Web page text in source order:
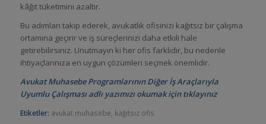
kâğıt tüketimini azaltır.
Bu adımları takip ederek, avukatlık ofisinizi kağıtsız bir çalışma
ortamına geçirir ve iş süreçlerinizi daha etkili hale
getirebilirsiniz. Unutmayın ki her ofis farklıdır, bu nedenle
ihtiyaçlarınıza en uygun çözümleri seçmek önemlidir.
Avukat Muhasebe Programlarının Diğer İş Araçlarıyla
Uyumlu Çalışması adlı yazımızı okumak için tıklayınız
Etiketler: avukat muhasebe kağıtsız ofis